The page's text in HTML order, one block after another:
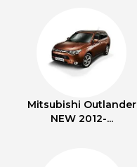
Mitsubishi Outlander
NEW 2012-...